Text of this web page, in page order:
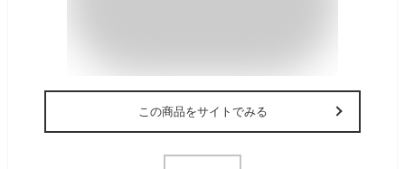
この商品をサイトでみる